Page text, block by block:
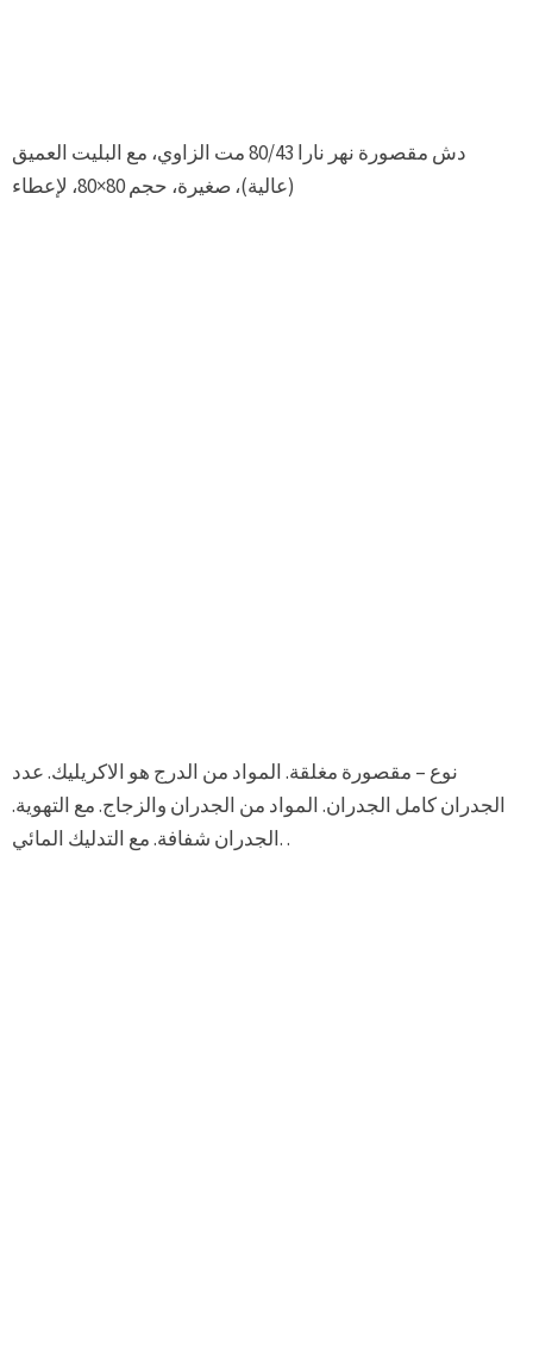
دش مقصورة نهر نارا 80/43 مت الزاوي، مع البليت العميق
(عالية)، صغيرة، حجم 80×80، لإعطاء
نوع – مقصورة مغلقة. المواد من الدرج هو الاكريليك. عدد
الجدران كامل الجدران. المواد من الجدران والزجاج. مع التهوية.
الجدران شفافة. مع التدليك المائي. .